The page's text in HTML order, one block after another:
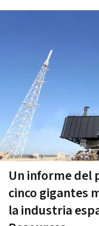
Un informe del
cinco gigantes
la industria